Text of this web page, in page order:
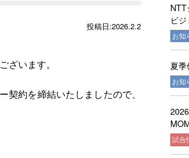
投稿日:2026.2.2
います。
約を締結いたしましたので、
NTT
ビ
お知
夏
お知
試合